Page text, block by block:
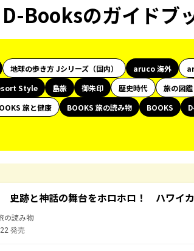
Booksのガイドブ
地球の歩き方 Jシリーズ（国内） aruco 海外
Style 島旅 御朱印 歴史時代 旅の図鑑
旅と健康 BOOKS 旅の読み物 BOOKS
史跡と神話の舞台をホロホロ！ ハワイ
の読み物
発売